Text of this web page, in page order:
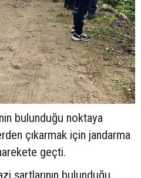
bulunduğu noktaya
çıkarmak için jandarma
geçti.